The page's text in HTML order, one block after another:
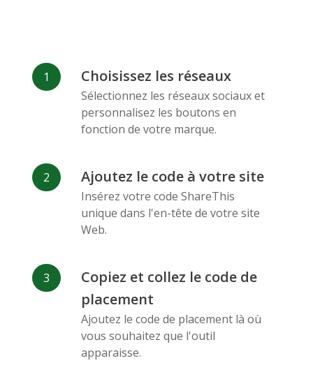
Deviantart Dribbble
Messenger
Flickr Gitlab
Google
Maps
Snapchat Wechat
Choisissez les réseaux
Sélectionnez les réseaux sociaux et
personnalisez les boutons en
fonction de votre marque.
Ajoutez le code à votre site
Insérez votre code ShareThis
unique dans l'en-tête de votre site
Web.
Copiez et collez le code de
placement
Ajoutez le code de placement là où
vous souhaitez que l'outil
apparaisse.